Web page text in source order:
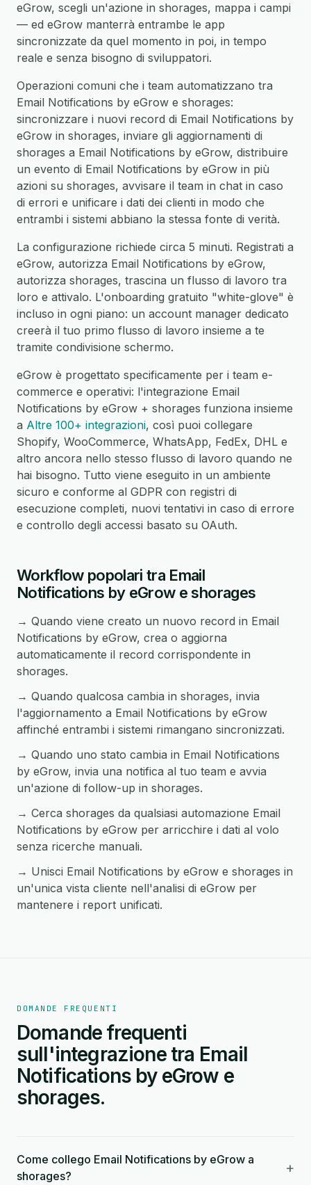
eGrow, scegli un'azione in shorages, mappa i campi
— ed eGrow manterrà entrambe le app
sincronizzate da quel momento in poi, in tempo
reale e senza bisogno di sviluppatori.
Operazioni comuni che i team automatizzano tra
Email Notifications by eGrow e shorages:
sincronizzare i nuovi record di Email Notifications by
eGrow in shorages, inviare gli aggiornamenti di
shorages a Email Notifications by eGrow, distribuire
un evento di Email Notifications by eGrow in più
azioni su shorages, avvisare il team in chat in caso
di errori e unificare i dati dei clienti in modo che
entrambi i sistemi abbiano la stessa fonte di verità.
La configurazione richiede circa 5 minuti. Registrati a
eGrow, autorizza Email Notifications by eGrow,
autorizza shorages, trascina un flusso di lavoro tra
loro e attivalo. L'onboarding gratuito "white-glove" è
incluso in ogni piano: un account manager dedicato
creerà il tuo primo flusso di lavoro insieme a te
tramite condivisione schermo.
eGrow è progettato specificamente per i team e-
commerce e operativi: l'integrazione Email
Notifications by eGrow + shorages funziona insieme
a Altre 100+ integrazioni, così puoi collegare
Shopify, WooCommerce, WhatsApp, FedEx, DHL e
altro ancora nello stesso flusso di lavoro quando ne
hai bisogno. Tutto viene eseguito in un ambiente
sicuro e conforme al GDPR con registri di
esecuzione completi, nuovi tentativi in caso di errore
e controllo degli accessi basato su OAuth.
Workflow popolari tra Email
Notifications by eGrow e shorages
→ Quando viene creato un nuovo record in Email
Notifications by eGrow, crea o aggiorna
automaticamente il record corrispondente in
shorages.
→ Quando qualcosa cambia in shorages, invia
l'aggiornamento a Email Notifications by eGrow
affinché entrambi i sistemi rimangano sincronizzati.
→ Quando uno stato cambia in Email Notifications
by eGrow, invia una notifica al tuo team e avvia
un'azione di follow-up in shorages.
→ Cerca shorages da qualsiasi automazione Email
Notifications by eGrow per arricchire i dati al volo
senza ricerche manuali.
→ Unisci Email Notifications by eGrow e shorages in
un'unica vista cliente nell'analisi di eGrow per
mantenere i report unificati.
DOMANDE FREQUENTI
Domande frequenti
sull'integrazione tra Email
Notifications by eGrow e
shorages.
Come collego Email Notifications by eGrow a
shorages?
+